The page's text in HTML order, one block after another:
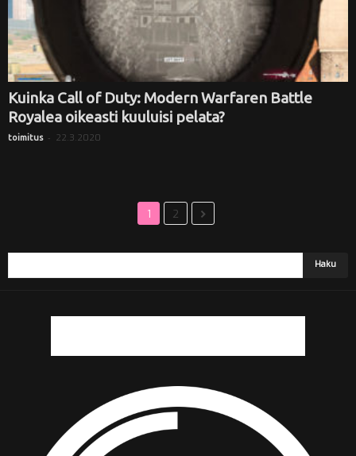
Kuinka Call of Duty: Modern Warfaren Battle
Royalea oikeasti kuuluisi pelata?
toimitus - 22.3.2020
1 2